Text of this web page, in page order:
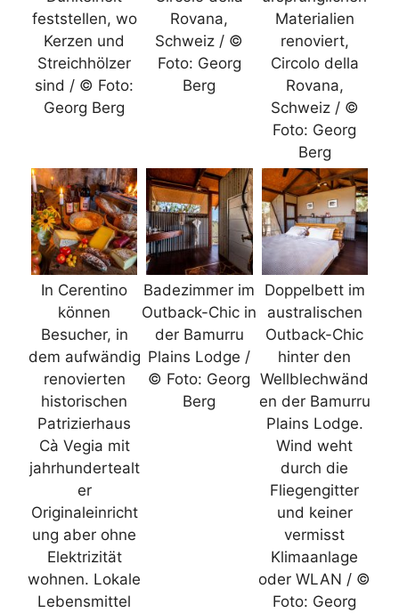
feststellen, wo
Kerzen und
Streichhölzer
sind / © Foto:
Georg Berg
Rovana,
Schweiz / ©
Foto: Georg
Berg
Materialien
renoviert,
Circolo della
Rovana,
Schweiz / ©
Foto: Georg
Berg
In Cerentino
können
Besucher, in
dem aufwändig
renovierten
historischen
Patrizierhaus
Cà Vegia mit
jahrhundertealt
er
Originaleinricht
ung aber ohne
Elektrizität
wohnen. Lokale
Lebensmittel
Badezimmer im
Outback-Chic in
der Bamurru
Plains Lodge /
© Foto: Georg
Berg
Doppelbett im
australischen
Outback-Chic
hinter den
Wellblechwänd
en der Bamurru
Plains Lodge.
Wind weht
durch die
Fliegengitter
und keiner
vermisst
Klimaanlage
oder WLAN / ©
Foto: Georg